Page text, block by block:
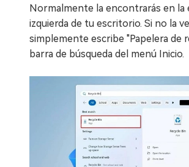
Normalmente la encontrarás en la
izquierda de tu escritorio. Si no la
simplemente escribe "Papelera de
barra de búsqueda del menú Inicio.